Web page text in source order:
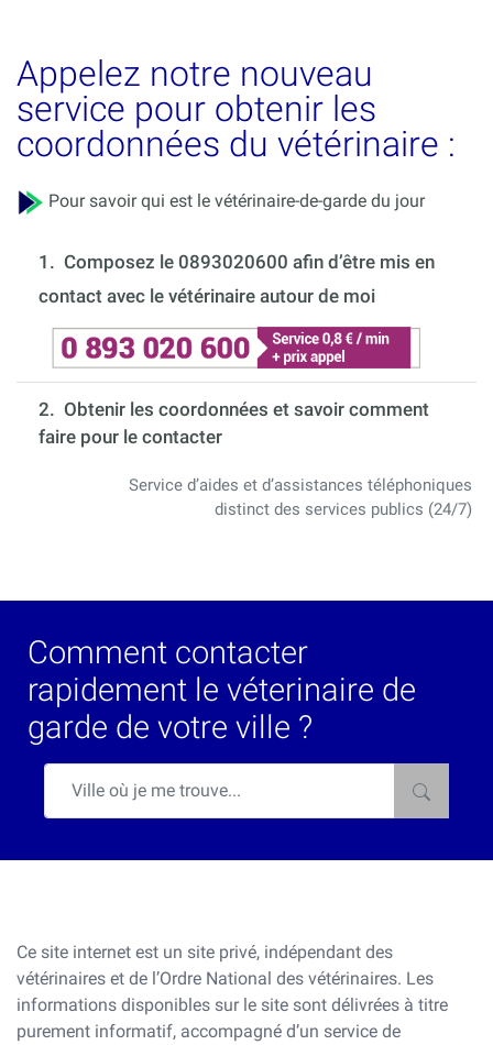
Appelez notre nouveau
service pour obtenir les
coordonnées du vétérinaire :
Pour savoir qui est le vétérinaire-de-garde du jour
1. Composez le 0893020600 afin d’être mis en
contact avec le vétérinaire autour de moi
2. Obtenir les coordonnées et savoir comment
faire pour le contacter
Service d’aides et d’assistances téléphoniques
distinct des services publics (24/7)
Comment contacter
rapidement le véterinaire de
garde de votre ville ?
Ce site internet est un site privé, indépendant des
vétérinaires et de l’Ordre National des vétérinaires. Les
informations disponibles sur le site sont délivrées à titre
purement informatif, accompagné d’un service de